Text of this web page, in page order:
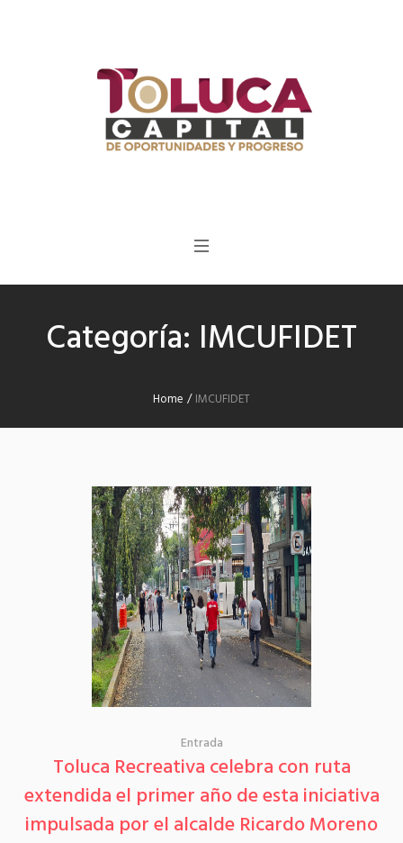
Categoría: IMCUFIDET
Home /IMCUFIDET
Entrada
Toluca Recreativa celebra con ruta
extendida el primer año de esta iniciativa
impulsada por el alcalde Ricardo Moreno